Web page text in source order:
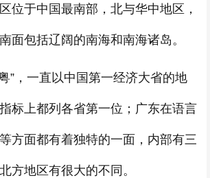
位于中国最南部，北与华中地区，
面包括辽阔的南海和南海诸岛。
”，一直以中国第一经济大省的地
标上都列各省第一位；广东在语言
方面都有着独特的一面，内部有三
方地区有很大的不同。